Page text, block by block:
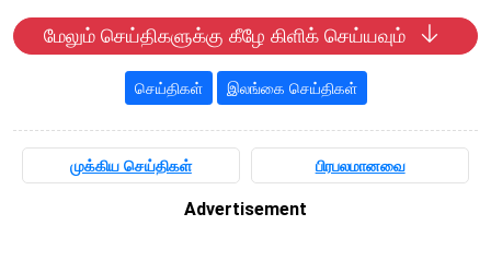
மேலும் செய்திகளுக்கு கீழே கிளிக் செய்யவும்
செய்திகள் இலங்கை செய்திகள்
முக்கிய செய்திகள் பிரபலமானவை
Advertisement